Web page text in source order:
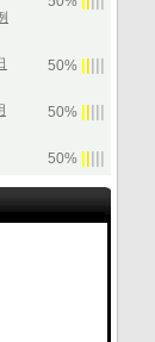
50%
50%
50%